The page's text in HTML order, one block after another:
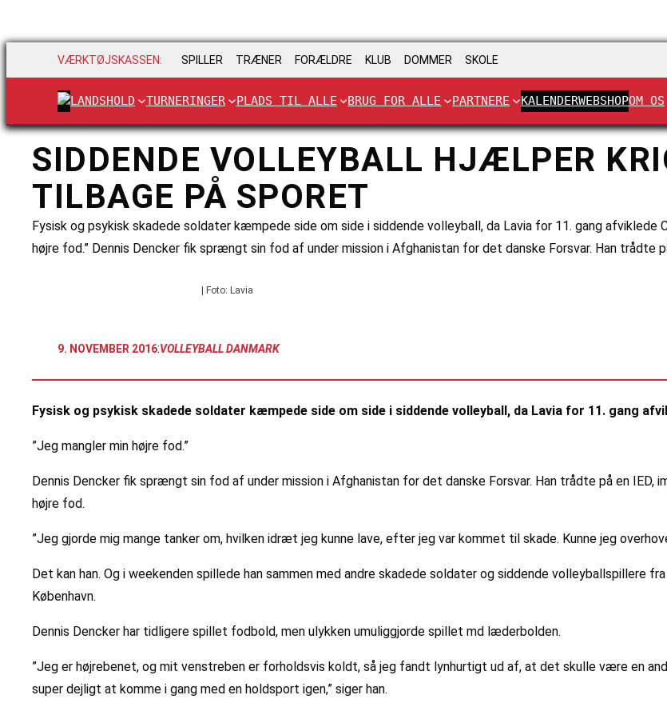
VÆRKTØJSKASSEN: SPILLER TRÆNER FORÆLDRE KLUB DOMMER SKOLE
LANDSHOLD TURNERINGER PLADS TIL ALLE BRUG FOR ALLE PARTNERE KALENDERWEBSHOPOM OS
SIDDENDE VOLLEYBALL HJÆLPER
TILBAGE PÅ SPORET
Fysisk og psykisk skadede soldater kæmpede side om side i siddende volleyball, da Lavia for 11. gang afviklede
højre fod.” Dennis Dencker fik sprængt sin fod af under mission i Afghanistan for det danske Forsvar. Han
| Foto: Lavia
9. NOVEMBER 2016:VOLLEYBALL DANMARK
Fysisk og psykisk skadede soldater kæmpede side om side i siddende volleyball, da Lavia for 11. gang
”Jeg mangler min højre fod.”
Dennis Dencker fik sprængt sin fod af under mission i Afghanistan for det danske Forsvar. Han trådte på en
højre fod.
”Jeg gjorde mig mange tanker om, hvilken idræt jeg kunne lave, efter jeg var kommet til skade. Kunne jeg
Det kan han. Og i weekenden spillede han sammen med andre skadede soldater og siddende volleyballspillere
København.
Dennis Dencker har tidligere spillet fodbold, men ulykken umuliggjorde spillet md læderbolden.
”Jeg er højrebenet, og mit venstreben er forholdsvis koldt, så jeg fandt lynhurtigt ud af, at det skulle være en
super dejligt at komme i gang med en holdsport igen,” siger han.